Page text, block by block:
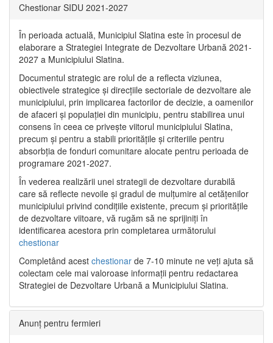
Chestionar SIDU 2021-2027
În perioada actuală, Municipiul Slatina este în procesul de
elaborare a Strategiei Integrate de Dezvoltare Urbană 2021‐
2027 a Municipiului Slatina.
Documentul strategic are rolul de a reflecta viziunea,
obiectivele strategice și direcțiile sectoriale de dezvoltare ale
municipiului, prin implicarea factorilor de decizie, a oamenilor
de afaceri și populației din municipiu, pentru stabilirea unui
consens în ceea ce privește viitorul municipiului Slatina,
precum și pentru a stabili prioritățile și criteriile pentru
absorbția de fonduri comunitare alocate pentru perioada de
programare 2021-2027.
În vederea realizării unei strategii de dezvoltare durabilă
care să reflecte nevoile și gradul de mulțumire al cetățenilor
municipiului privind condițiile existente, precum și prioritățile
de dezvoltare viitoare, vă rugăm să ne sprijiniți în
identificarea acestora prin completarea următorului
chestionar
Completând acest chestionar de 7-10 minute ne veți ajuta să
colectam cele mai valoroase informații pentru redactarea
Strategiei de Dezvoltare Urbană a Municipiului Slatina.
Anunț pentru fermieri